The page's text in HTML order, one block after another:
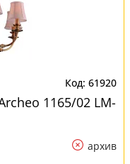
61920
1165/02 LM-
архив